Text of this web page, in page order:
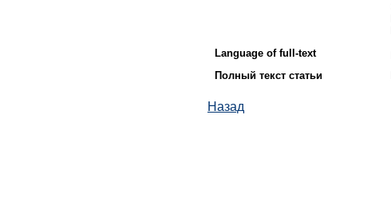
Language of full-text
Полный текст статьи
Назад